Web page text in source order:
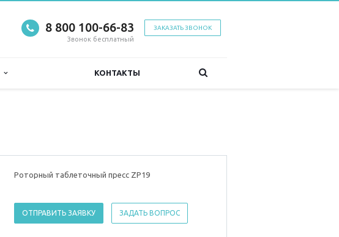
ЗАКАЗАТЬ ЗВОНОК
8 800 100-66-83
Звонок бесплатный
КОНТАКТЫ
Роторный таблеточный пресс ZP19
ОТПРАВИТЬ ЗАЯВКУ ЗАДАТЬ ВОПРОС